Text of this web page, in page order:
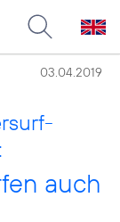
03.04.2019
auch